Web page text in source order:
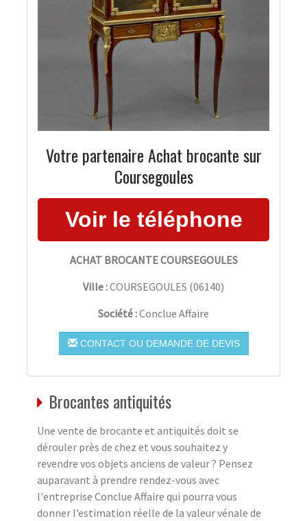
Votre partenaire Achat brocante sur
Coursegoules
ACHAT BROCANTE COURSEGOULES
Ville :COURSEGOULES (06140)
Société :Conclue Affaire
CONTACT OU DEMANDE DE DEVIS
Brocantes antiquités
Une vente de brocante et antiquités doit se
dérouler près de chez et vous souhaitez y
revendre vos objets anciens de valeur ? Pensez
auparavant à prendre rendez-vous avec
l'entreprise Conclue Affaire qui pourra vous
donner l’estimation réelle de la valeur vénale de